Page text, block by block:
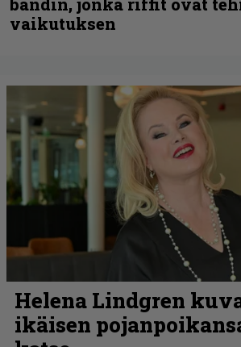
vaikutuksen